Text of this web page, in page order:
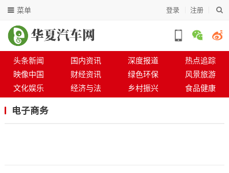
登录 注册
菜单
头条新闻 国内资讯 深度报道
热点追踪
映像中国
财经资讯 绿色环保
风景旅游
文化娱乐
经济与法 乡村振兴 食品健康
电子商务